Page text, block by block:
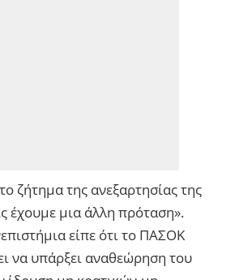
ζήτημα της ανεξαρτησίας της
έχουμε μια άλλη πρόταση».
είπε ότι το ΠΑΣΟΚ
να υπάρξει αναθεώρηση του